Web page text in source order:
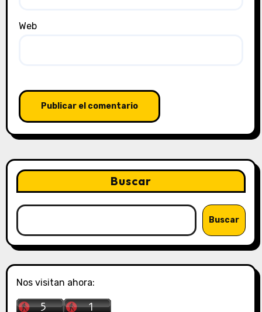
Web
Buscar
Buscar
Nos visitan ahora: